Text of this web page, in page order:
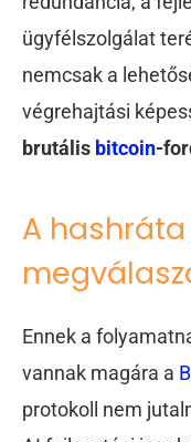
ügyfélszolgálat
nemcsak a
végrehajtási
brutális bitcoin-
A
Ennek a
vannak magára a
protokoll nem